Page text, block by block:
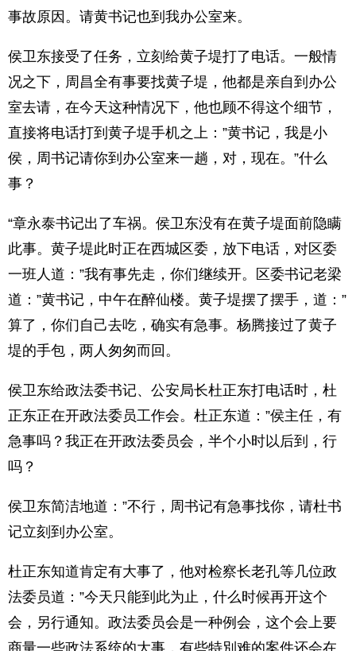
事故原因。请黄书记也到我办公室来。
侯卫东接受了任务，立刻给黄子堤打了电话。一般情
况之下，周昌全有事要找黄子堤，他都是亲自到办公
室去请，在今天这种情况下，他也顾不得这个细节，
直接将电话打到黄子堤手机之上：”黄书记，我是小
侯，周书记请你到办公室来一趟，对，现在。”什么
事？
“章永泰书记出了车祸。侯卫东没有在黄子堤面前隐瞒
此事。黄子堤此时正在西城区委，放下电话，对区委
一班人道：”我有事先走，你们继续开。区委书记老梁
道：”黄书记，中午在醉仙楼。黄子堤摆了摆手，道：”
算了，你们自己去吃，确实有急事。杨腾接过了黄子
堤的手包，两人匆匆而回。
侯卫东给政法委书记、公安局长杜正东打电话时，杜
正东正在开政法委员工作会。杜正东道：”侯主任，有
急事吗？我正在开政法委员会，半个小时以后到，行
吗？
侯卫东简洁地道：”不行，周书记有急事找你，请杜书
记立刻到办公室。
杜正东知道肯定有大事了，他对检察长老孔等几位政
法委员道：”今天只能到此为止，什么时候再开这个
会，另行通知。政法委员会是一种例会，这个会上要
商量一些政法系统的大事，有些特別难的案件还会在